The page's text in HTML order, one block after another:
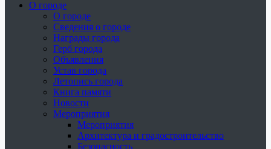
О городе
О городе
Сведения о городе
Награды города
Герб города
Объявления
Устав города
Летопись города
Книга памяти
Новости
Мероприятия
Мероприятия
Архитектура и градостроительство
Безопасность